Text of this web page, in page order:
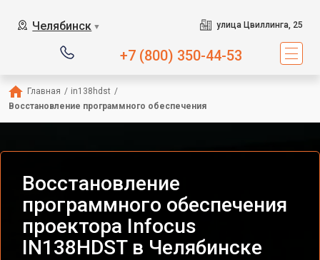
Челябинск ▼ улица Цвиллинга, 25
+7 (800) 350-44-53
Главная / in138hdst /
Восстановление программного обеспечения
Восстановление
программного обеспечения
проектора Infocus
IN138HDST в Челябинске